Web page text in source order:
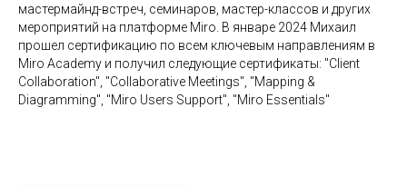
мастермайнд-встреч, семинаров, мастер-классов и других
мероприятий на платформе Miro. В январе 2024 Михаил
прошел сертификацию по всем ключевым направлениям в
Miro Academy и получил следующие сертификаты: "Client
Collaboration", "Collaborative Meetings", "Mapping &
Diagramming", "Miro Users Support", "Miro Essentials"